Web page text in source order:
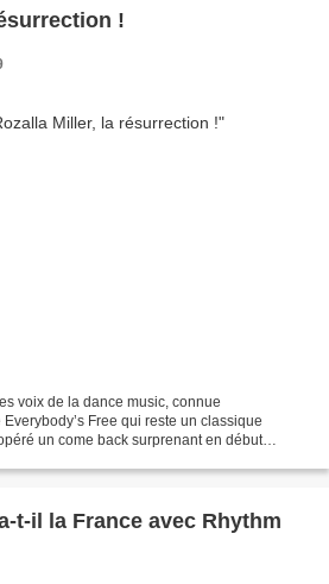
!
voix de la dance music, connue
Free qui reste un classique
un come back surprenant en début
t-il la France avec Rhythm